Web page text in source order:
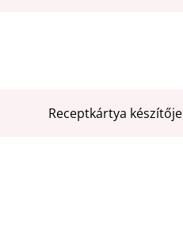
Receptkártya készítője